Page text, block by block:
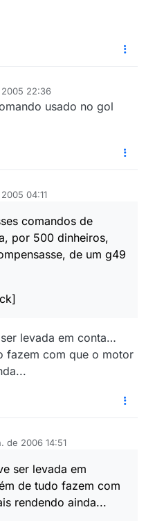
22:36
usado no gol
04:11
comandos de
por 500 dinheiros,
de um g49
levada em conta…
fazem com que o motor
de 2006 14:51
ser levada em
de tudo fazem com
rendendo ainda...